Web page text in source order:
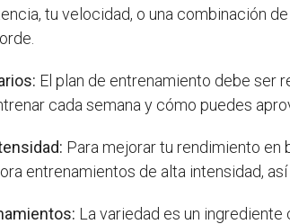
tu velocidad, o una combinación
El plan de entrenamiento debe ser
cada semana y cómo puedes
Para mejorar tu rendimiento
entrenamientos de alta intensidad,
La variedad es un